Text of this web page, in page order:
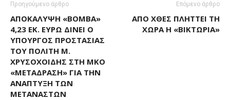
Προηγούμενο άρθρο
ΑΠΟΚΑΛΥΨΗ «ΒΟΜΒΑ»
4,23 ΕΚ. ΕΥΡΏ ΔΊΝΕΙ Ο
ΥΠΟΥΡΓΌΣ ΠΡΟΣΤΑΣΊΑΣ
ΤΟΥ ΠΟΛΊΤΗ Μ.
ΧΡΥΣΟΧΟΊΔΗΣ ΣΤΗ ΜΚΟ
«ΜΕΤΑΔΡΑΣΗ» ΓΙΑ ΤΗΝ
ΑΝΆΠΤΥΞΗ ΤΩΝ
ΜΕΤΑΝΑΣΤΏΝ
Επόμενο άρθρο
ΑΠΌ ΧΘΕΣ ΠΛΉΤΤΕΙ ΤΗ
ΧΏΡΑ Η «ΒΙΚΤΏΡΙΑ»